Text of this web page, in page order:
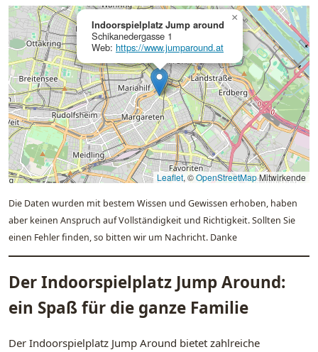
Indoorspielplatz Jump around
Schikanedergasse 1
Web: https://www.jumparound.at
×
Leaflet, ©OpenStreetMapMitwirkende
Die Daten wurden mit bestem Wissen und Gewissen erhoben, haben
aber keinen Anspruch auf Vollständigkeit und Richtigkeit. Sollten Sie
einen Fehler finden, so bitten wir um Nachricht. Danke
Der Indoorspielplatz Jump Around:
ein Spaß für die ganze Familie
Der Indoorspielplatz Jump Around bietet zahlreiche